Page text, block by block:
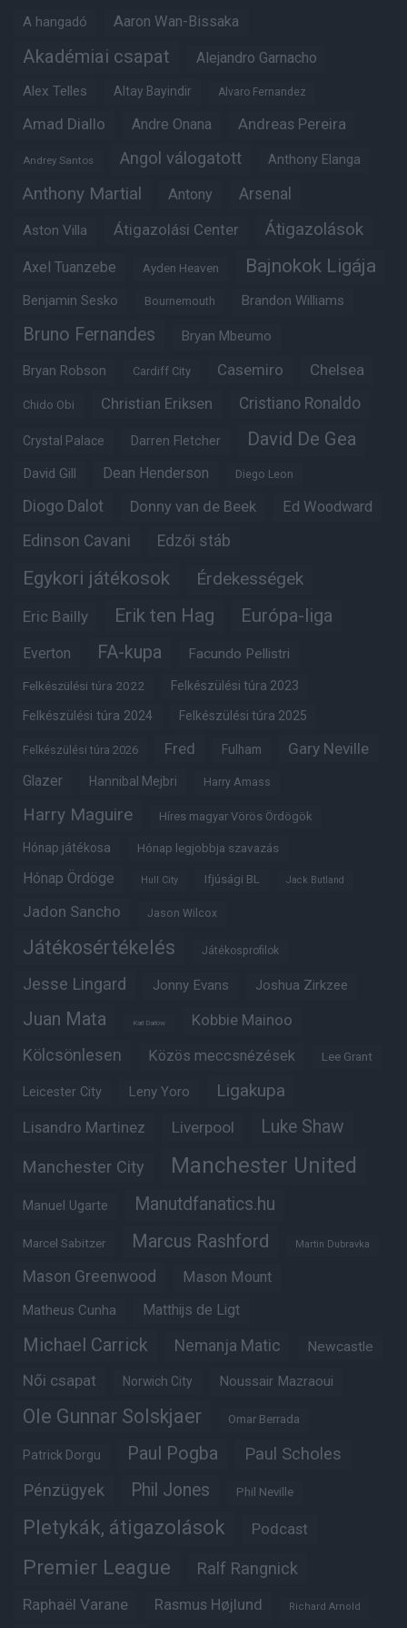
A hangadó Aaron Wan-Bissaka
Akadémiai csapat Alejandro Garnacho
Alex Telles Altay Bayindir Alvaro Fernandez
Amad Diallo Andre Onana Andreas Pereira
Andrey Santos Angol válogatott Anthony Elanga
Anthony Martial Antony Arsenal
Aston Villa Átigazolási Center Átigazolások
Axel Tuanzebe Ayden Heaven Bajnokok Ligája
Benjamin Sesko Bournemouth Brandon Williams
Bruno Fernandes Bryan Mbeumo
Bryan Robson Cardiff City Casemiro Chelsea
Chido Obi Christian Eriksen Cristiano Ronaldo
Crystal Palace Darren Fletcher David De Gea
David Gill Dean Henderson Diego Leon
Diogo Dalot Donny van de Beek Ed Woodward
Edinson Cavani Edzői stáb
Egykori játékosok Érdekességek
Eric Bailly Erik ten Hag Európa-liga
Everton FA-kupa Facundo Pellistri
Felkészülési túra 2022 Felkészülési túra 2023
Felkészülési túra 2024 Felkészülési túra 2025
Felkészülési túra 2026 Fred Fulham Gary Neville
Glazer Hannibal Mejbri Harry Amass
Harry Maguire Híres magyar Vörös Ördögök
Hónap játékosa Hónap legjobbja szavazás
Hónap Ördöge Hull City Ifjúsági BL Jack Butland
Jadon Sancho Jason Wilcox
Játékosértékelés Játékosprofilok
Jesse Lingard Jonny Evans Joshua Zirkzee
Juan Mata Karl Darlow Kobbie Mainoo
Kölcsönlesen Közös meccsnézések Lee Grant
Leicester City Leny Yoro Ligakupa
Lisandro Martinez Liverpool Luke Shaw
Manchester City Manchester United
Manuel Ugarte Manutdfanatics.hu
Marcel Sabitzer Marcus Rashford Martin Dubravka
Mason Greenwood Mason Mount
Matheus Cunha Matthijs de Ligt
Michael Carrick Nemanja Matic Newcastle
Női csapat Norwich City Noussair Mazraoui
Ole Gunnar Solskjaer Omar Berrada
Patrick Dorgu Paul Pogba Paul Scholes
Pénzügyek Phil Jones Phil Neville
Pletykák, átigazolások Podcast
Premier League Ralf Rangnick
Raphaël Varane Rasmus Højlund Richard Arnold